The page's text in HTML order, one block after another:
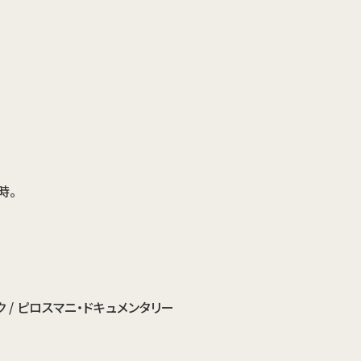
ピロスマニ・ドキュメンタリー